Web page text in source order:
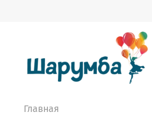
Главная